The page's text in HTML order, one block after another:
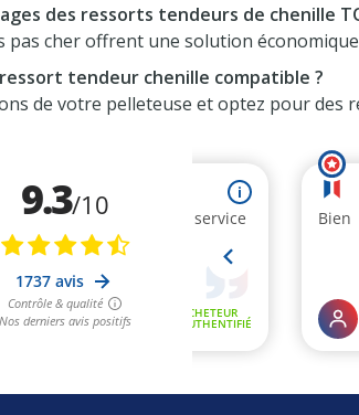
des ressorts tendeurs de chenille
pas cher offrent une solution
tendeur chenille compatible ?
de votre pelleteuse et optez pour